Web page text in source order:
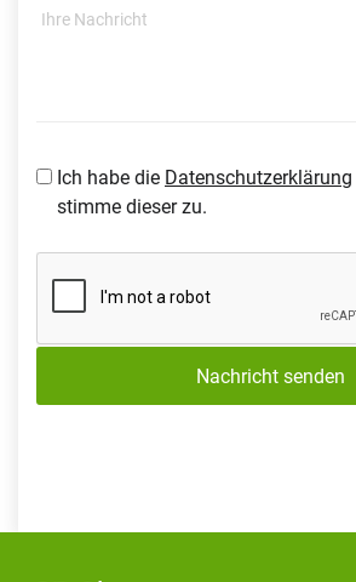
Ich habe die Datenschutzerklärung
stimme dieser zu.
Nachricht senden